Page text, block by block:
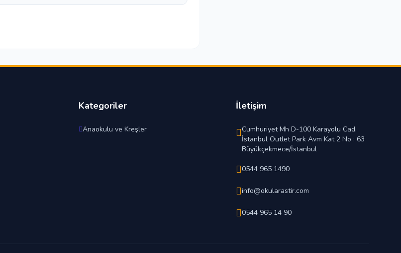
Kategoriler
Anaokulu ve Kreşler
İletişim
Cumhuriyet Mh D-100 Karayolu Cad.
İstanbul Outlet Park Avm Kat 2 No : 63
Büyükçekmece/İstanbul
0544 965 1490
info@okularastir.com
0544 965 14 90